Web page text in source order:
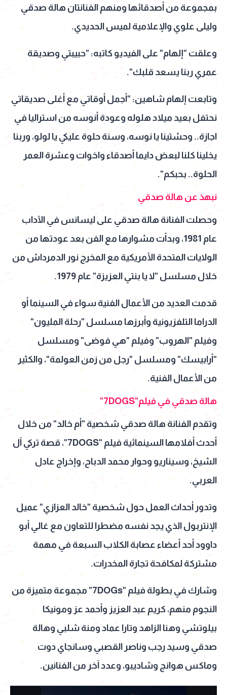
بمجموعة من أصدقائها ومنهم الفنانتان هالة صدقي
وليلى علوي والإعلامية لميس الحديدي.
وعلقت "إلهام" على الفيديو كاتبه: "حبيبتي وصديقة
عمري ربنا يسعد قلبك".
وتابعت إلهام شاهين: "أجمل أوقاتي مع أغلى صديقاتي
نحتفل بعيد ميلاد هلوله وعودة أنوسه من استراليا في
اجازة.. وحشتينا يا نوسه، وسنة حلوة عليكي يا لولو، وربنا
يخلينا كلنا لبعض دايما أصدقاء واخوات وعشرة العمر
الحلوة.. بحبكم".
نبهذ عن هالة صدقي
وحصلت الفنانة هالة صدقي على ليسانس في الآداب
عام 1981، وبدأت مشوارها مع الفن بعد عودتها من
الولايات المتحدة الأمريكية مع المخرج نور الدمرداش من
خلال مسلسل "لا يا بنتي العزيزة" عام 1979.
قدمت العديد من الأعمال الفنية سواء في السينما أو
الدراما التلفزيونية وأبرزها مسلسل "رحلة المليون"
وفيلم "الهروب" وفيلم "هي فوضى" ومسلسل
"أرابيسك" ومسلسل "رجل من زمن العولمة"، والكثير
من الأعمال الفنية.
هالة صدقي في فيلم"7DOGS"
وتقدم الفنانة هالة صدقي شخصية "أم خالد" من خلال
أحدث أفلامها السينمائية فيلم "7DOGS"، قصة تركي آل
الشيخ، وسيناريو وحوار محمد الدباح، وإخراج عادل
العربي.
وتدور أحداث العمل حول شخصية "خالد العزازي" عميل
الإنتربول الذي يجد نفسه مضطرا للتعاون مع غالي أبو
داوود أحد أعضاء عصابة الكلاب السبعة في مهمة
مشتركة لمكافحة تجارة المخدرات.
وشارك في بطولة فيلم "7DOGs" مجموعة متميزة من
النجوم منهم، كريم عبد العزيز وأحمد عز ومونيكا
بيلوتشي وهنا الزاهد وتارا عماد ومنة شلبي وهالة
صدقي وسيد رجب وناصر القصبي وسانجاي دوت
وماكس هوانج وشاديبو، وعدد آخر من الفنانين.